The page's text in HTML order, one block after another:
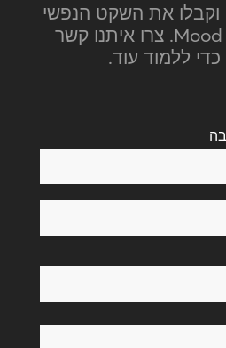
וקבלו את השקט הנפשי
שמגיע לכם עם Mood. צרו איתנו קשר
כדי ללמוד עוד.